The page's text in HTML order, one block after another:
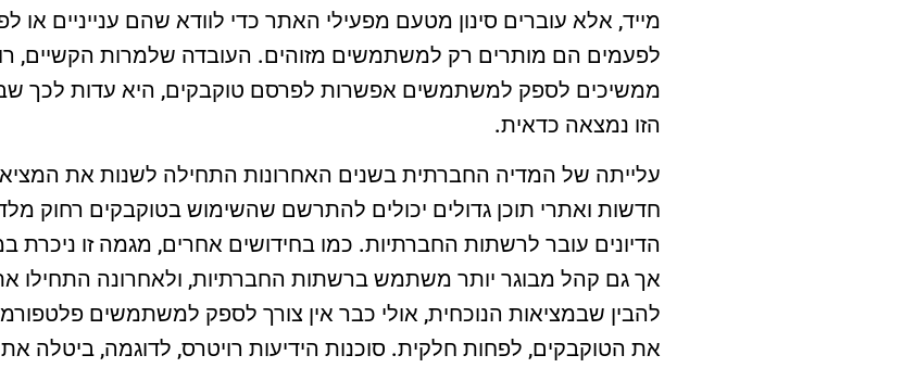
מייד, אלא עוברים סינון מטעם מפעילי האתר כדי לוודא שהם ענייניים או
לפעמים הם מותרים רק למשתמשים מזוהים. העובדה שלמרות הקשיים,
ממשיכים לספק למשתמשים אפשרות לפרסם טוקבקים, היא עדות לכך
הזו נמצאה כדאית.
עלייתה של המדיה החברתית בשנים האחרונות התחילה לשנות את
חדשות ואתרי תוכן גדולים יכולים להתרשם שהשימוש בטוקבקים רחוק
הדיונים עובר לרשתות החברתיות. כמו בחידושים אחרים, מגמה זו ניכרת
אך גם קהל מבוגר יותר משתמש ברשתות החברתיות, ולאחרונה התחילו
להבין שבמציאות הנוכחית, אולי כבר אין צורך לספק למשתמשים
את הטוקבקים, לפחות חלקית. סוכנות הידיעות רויטרס, לדוגמה, ביטלה